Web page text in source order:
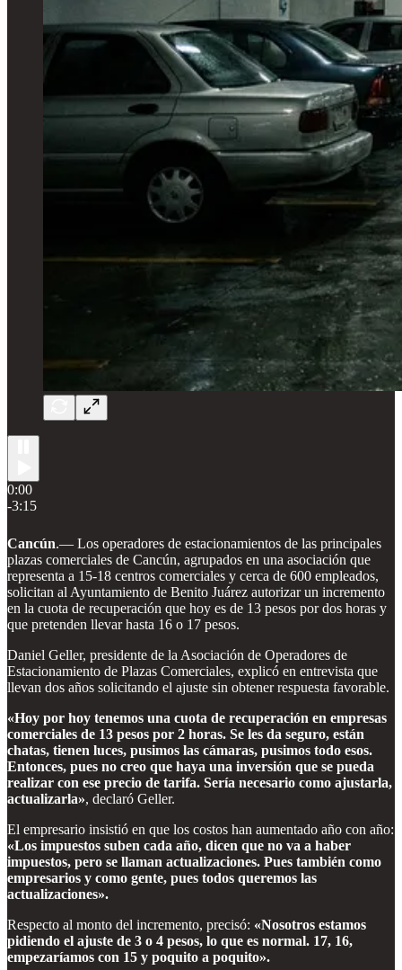
0:00
-3:15
Cancún.— Los operadores de estacionamientos de las principales
plazas comerciales de Cancún, agrupados en una asociación que
representa a 15-18 centros comerciales y cerca de 600 empleados,
solicitan al Ayuntamiento de Benito Juárez autorizar un incremento
en la cuota de recuperación que hoy es de 13 pesos por dos horas y
que pretenden llevar hasta 16 o 17 pesos.
Daniel Geller, presidente de la Asociación de Operadores de
Estacionamiento de Plazas Comerciales, explicó en entrevista que
llevan dos años solicitando el ajuste sin obtener respuesta favorable.
«Hoy por hoy tenemos una cuota de recuperación en empresas
comerciales de 13 pesos por 2 horas. Se les da seguro, están
chatas, tienen luces, pusimos las cámaras, pusimos todo esos.
Entonces, pues no creo que haya una inversión que se pueda
realizar con ese precio de tarifa. Sería necesario como ajustarla,
actualizarla», declaró Geller.
El empresario insistió en que los costos han aumentado año con año:
«Los impuestos suben cada año, dicen que no va a haber
impuestos, pero se llaman actualizaciones. Pues también como
empresarios y como gente, pues todos queremos las
actualizaciones».
Respecto al monto del incremento, precisó: «Nosotros estamos
pidiendo el ajuste de 3 o 4 pesos, lo que es normal. 17, 16,
empezaríamos con 15 y poquito a poquito».